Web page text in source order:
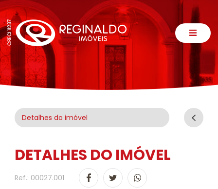
Detalhes do imóvel
DETALHES DO IMÓVEL
Ref.: 00027.001